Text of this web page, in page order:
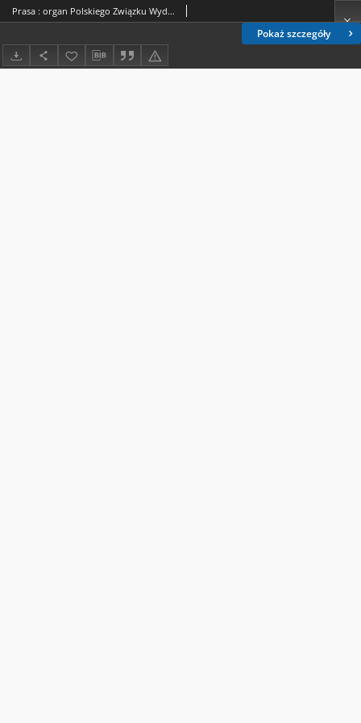
Pokaż szczegóły
Prasa : organ Polskiego Związku Wydawców Dzienników i Czasopism : czasopismo poświęcone sprawom wydawniczo-prasowym. R. 7, nr 2 (luty 1936)